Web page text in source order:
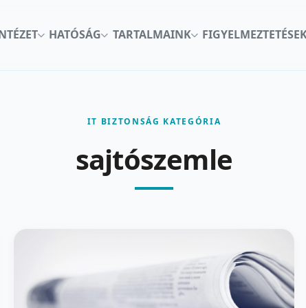
HATÓSÁG TARTALMAINK
IT BIZTONSÁG KATEGÓRIA
sajtószemle